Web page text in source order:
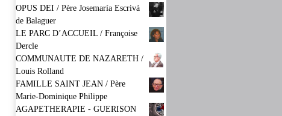
OPUS DEI / Père Josemaría Escrivá
de Balaguer
LE PARC D’ACCUEIL / Françoise
Dercle
COMMUNAUTE DE NAZARETH /
Louis Rolland
FAMILLE SAINT JEAN / Père
Marie-Dominique Philippe
AGAPETHERAPIE - GUERISON